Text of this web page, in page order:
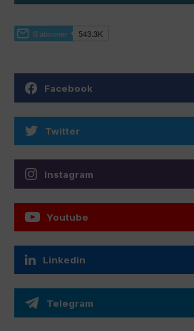
Facebook
Twitter
Instagram
Youtube
Linkedin
Telegram